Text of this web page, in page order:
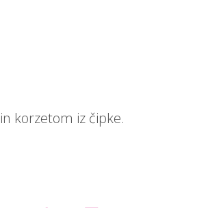
korzetom iz čipke.